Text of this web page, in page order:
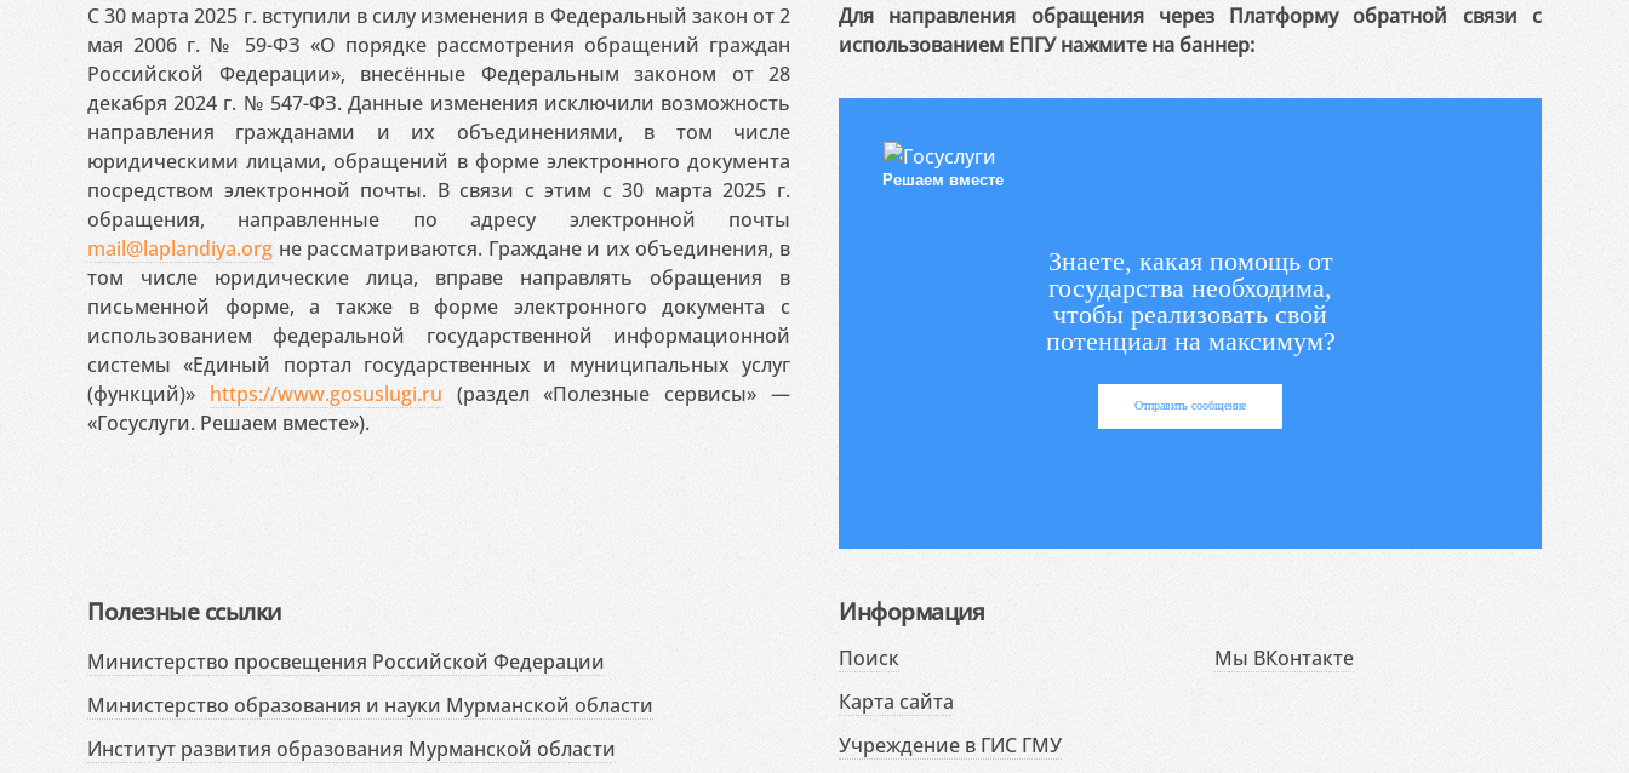
С 30 марта 2025 г. вступили в силу изменения в Федеральный закон от 2
мая 2006 г. № 59-ФЗ «О порядке рассмотрения обращений граждан
Российской Федерации», внесённые Федеральным законом от 28
декабря 2024 г. № 547-ФЗ. Данные изменения исключили возможность
направления гражданами и их объединениями, в том числе
юридическими лицами, обращений в форме электронного документа
посредством электронной почты. В связи с этим с 30 марта 2025 г.
обращения, направленные по адресу электронной почты
mail@laplandiya.org не рассматриваются. Граждане и их объединения, в
том числе юридические лица, вправе направлять обращения в
письменной форме, а также в форме электронного документа с
использованием федеральной государственной информационной
системы «Единый портал государственных и муниципальных услуг
(функций)» https://www.gosuslugi.ru (раздел «Полезные сервисы» —
«Госуслуги. Решаем вместе»).
Для направления обращения через Платформу обратной связи с
использованием ЕПГУ нажмите на баннер:
Решаем вместе
Знаете, какая помощь от
государства необходима,
чтобы реализовать свой
потенциал на максимум?
Отправить сообщение
Полезные ссылки
Министерство просвещения Российской Федерации
Министерство образования и науки Мурманской области
Институт развития образования Мурманской области
Информация
Поиск
Карта сайта
Учреждение в ГИС ГМУ
Мы ВКонтакте